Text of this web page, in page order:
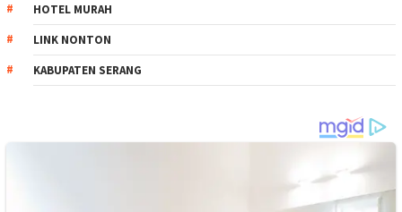
HOTEL MURAH
LINK NONTON
KABUPATEN SERANG